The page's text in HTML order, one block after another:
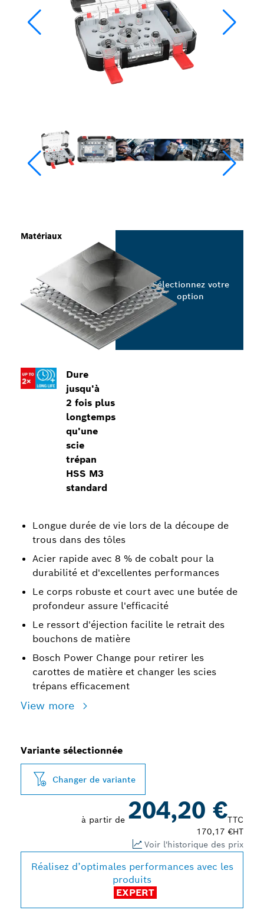
Dure
jusqu'à
2 fois plus
longtemps
qu'une
scie
trépan
HSS M3
standard
Longue durée de vie lors de la découpe de
trous dans des tôles
Acier rapide avec 8 % de cobalt pour la
durabilité et d'excellentes performances
Le corps robuste et court avec une butée de
profondeur assure l'efficacité
Le ressort d'éjection facilite le retrait des
bouchons de matière
Bosch Power Change pour retirer les
carottes de matière et changer les scies
trépans efficacement
View more
Matériaux
Sélectionnez votre
option
Variante sélectionnée
Changer de variante
à partir de 204,20 €TTC
170,17 €HT
Voir l'historique des prix
Réalisez d’optimales performances avec les
produits
EXPERT